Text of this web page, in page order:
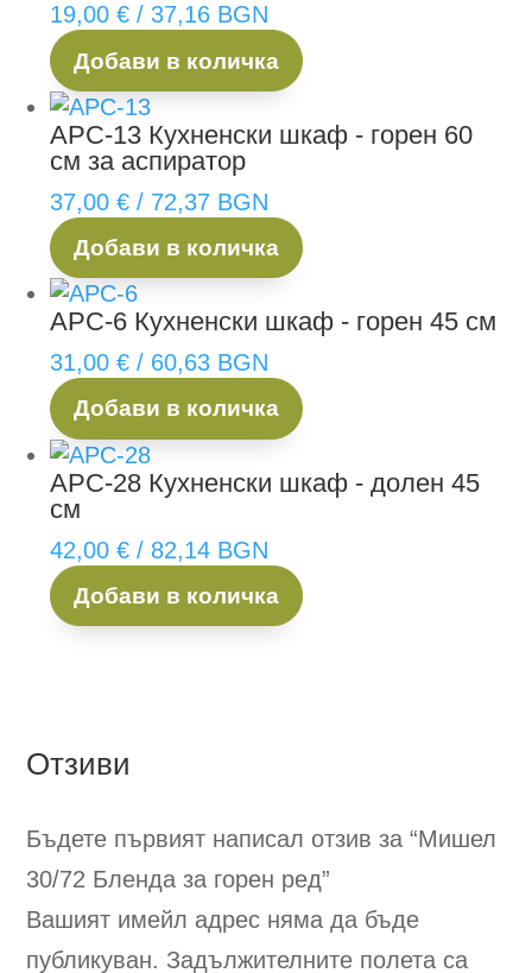
19,00€ / 37,16 BGN
Добави в количка
АРС-13 Кухненски шкаф - горен 60
см за аспиратор
37,00€ / 72,37 BGN
Добави в количка
АРС-6 Кухненски шкаф - горен 45 см
31,00€ / 60,63 BGN
Добави в количка
АРС-28 Кухненски шкаф - долен 45
см
42,00€ / 82,14 BGN
Добави в количка
Отзиви
Бъдете първият написал отзив за “Мишел
30/72 Бленда за горен ред”
Вашият имейл адрес няма да бъде
публикуван. Задължителните полета са